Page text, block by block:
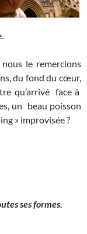
le remercions
du fond du cœur,
qu’arrivé face à
un beau poisson
» improvisée ?
ses formes.